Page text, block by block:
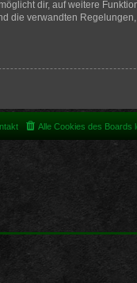
dir, auf weitere
die verwandten
Alle Cookies des Boards